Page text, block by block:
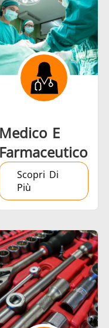
Medico E
Farmaceutico
Scopri Di
Più